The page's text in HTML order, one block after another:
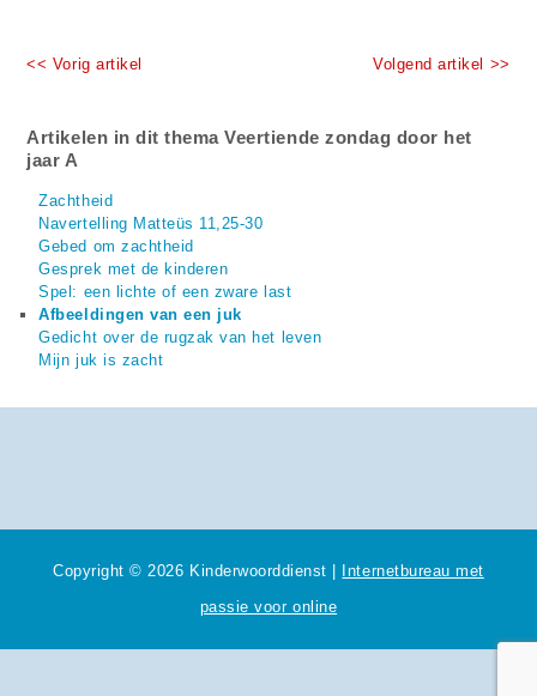
<< Vorig artikel Volgend artikel >>
Artikelen in dit thema Veertiende zondag door het
jaar A
Zachtheid
Navertelling Matteüs 11,25-30
Gebed om zachtheid
Gesprek met de kinderen
Spel: een lichte of een zware last
Afbeeldingen van een juk
Gedicht over de rugzak van het leven
Mijn juk is zacht
Copyright © 2026 Kinderwoorddienst |
Internetbureau met
passie voor online